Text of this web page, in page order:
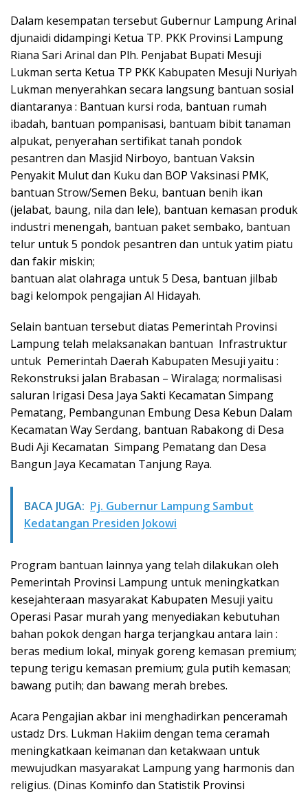
Dalam kesempatan tersebut Gubernur Lampung Arinal
djunaidi didampingi Ketua TP. PKK Provinsi Lampung
Riana Sari Arinal dan Plh. Penjabat Bupati Mesuji
Lukman serta Ketua TP PKK Kabupaten Mesuji Nuriyah
Lukman menyerahkan secara langsung bantuan sosial
diantaranya : Bantuan kursi roda, bantuan rumah
ibadah, bantuan pompanisasi, bantuam bibit tanaman
alpukat, penyerahan sertifikat tanah pondok
pesantren dan Masjid Nirboyo, bantuan Vaksin
Penyakit Mulut dan Kuku dan BOP Vaksinasi PMK,
bantuan Strow/Semen Beku, bantuan benih ikan
(jelabat, baung, nila dan lele), bantuan kemasan produk
industri menengah, bantuan paket sembako, bantuan
telur untuk 5 pondok pesantren dan untuk yatim piatu
dan fakir miskin;
bantuan alat olahraga untuk 5 Desa, bantuan jilbab
bagi kelompok pengajian Al Hidayah.
Selain bantuan tersebut diatas Pemerintah Provinsi
Lampung telah melaksanakan bantuan Infrastruktur
untuk Pemerintah Daerah Kabupaten Mesuji yaitu :
Rekonstruksi jalan Brabasan – Wiralaga; normalisasi
saluran Irigasi Desa Jaya Sakti Kecamatan Simpang
Pematang, Pembangunan Embung Desa Kebun Dalam
Kecamatan Way Serdang, bantuan Rabakong di Desa
Budi Aji Kecamatan Simpang Pematang dan Desa
Bangun Jaya Kecamatan Tanjung Raya.
BACA JUGA: Pj. Gubernur Lampung Sambut
Kedatangan Presiden Jokowi
Program bantuan lainnya yang telah dilakukan oleh
Pemerintah Provinsi Lampung untuk meningkatkan
kesejahteraan masyarakat Kabupaten Mesuji yaitu
Operasi Pasar murah yang menyediakan kebutuhan
bahan pokok dengan harga terjangkau antara lain :
beras medium lokal, minyak goreng kemasan premium;
tepung terigu kemasan premium; gula putih kemasan;
bawang putih; dan bawang merah brebes.
Acara Pengajian akbar ini menghadirkan penceramah
ustadz Drs. Lukman Hakiim dengan tema ceramah
meningkatkaan keimanan dan ketakwaan untuk
mewujudkan masyarakat Lampung yang harmonis dan
religius. (Dinas Kominfo dan Statistik Provinsi